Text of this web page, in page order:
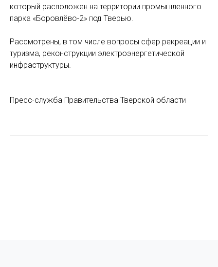
который расположен на территории промышленного
парка «Боровлёво-2» под Тверью.
Рассмотрены, в том числе вопросы сфер рекреации и
туризма, реконструкции электроэнергетической
инфраструктуры.
Пресс-служба Правительства Тверской области